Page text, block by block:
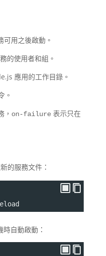
用之後啟動。
的使用者和組。
應用的工作目錄。
。
， on-failure表示只在
的服務文件：
自動啟動：